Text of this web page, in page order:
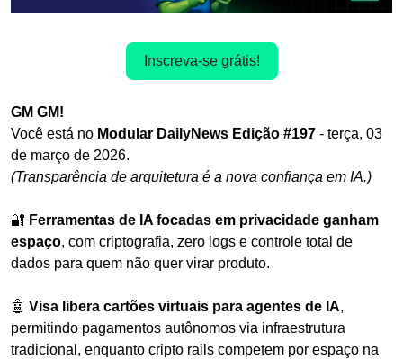
Inscreva-se grátis!
GM GM!
Você está no Modular DailyNews Edição #197 - terça, 03
de março de 2026.
(Transparência de arquitetura é a nova confiança em IA.)
🔐 Ferramentas de IA focadas em privacidade ganham
espaço, com criptografia, zero logs e controle total de
dados para quem não quer virar produto.
🤖 Visa libera cartões virtuais para agentes de IA,
permitindo pagamentos autônomos via infraestrutura
tradicional, enquanto cripto rails competem por espaço na